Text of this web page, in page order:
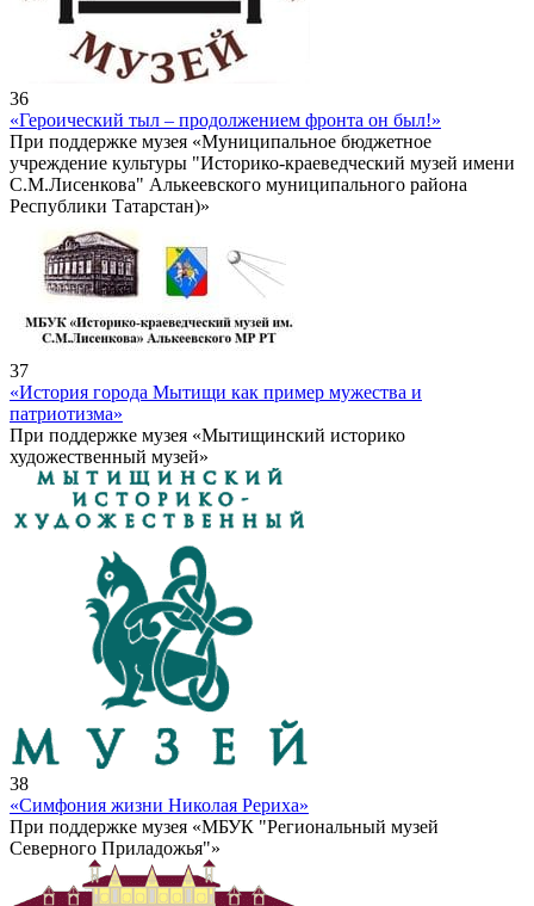
36
«Героический тыл – продолжением фронта он был!»
При поддержке музея «Муниципальное бюджетное
учреждение культуры "Историко-краеведческий музей имени
С.М.Лисенкова" Алькеевского муниципального района
Республики Татарстан)»
37
«История города Мытищи как пример мужества и
патриотизма»
При поддержке музея «Мытищинский историко
художественный музей»
38
«Симфония жизни Николая Рериха»
При поддержке музея «МБУК "Региональный музей
Северного Приладожья"»